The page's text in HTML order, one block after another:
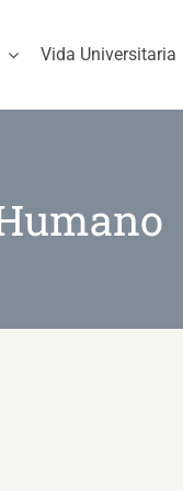
Vida Universitaria